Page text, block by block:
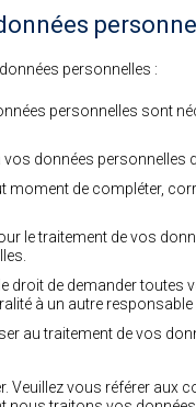
personnelles :
personnelles sont
vos données
moment de compléter,
le traitement de vos
droit de demander
à un autre responsable
au traitement de vos
Veuillez vous référer aux